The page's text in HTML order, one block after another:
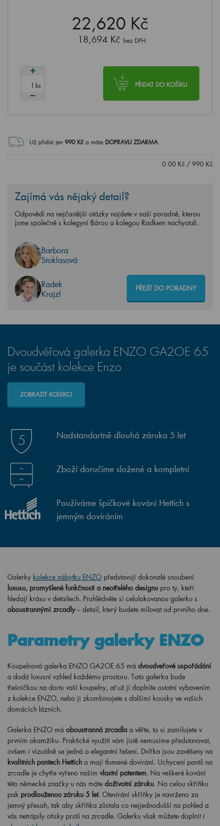
22,620 Kč
18,694 Kč bez DPH
PŘIDAT DO KOŠÍKU
ks
Už přidat jen 990Kč a máte DOPRAVU ZDARMA.
0.00 Kč / 990 Kč
Zajímá vás nějaký detail?
Odpovědi na nejčastější otázky najdete v naší poradně, kterou
jsme společně s kolegyní Bárou a kolegou Radkem nachystali.
Barbora
Stoklasová
Radek
Krajzl
PŘEJÍT DO PORADNY
Dvoudvéřová galerka ENZO GA2OE 65
je součást kolekce Enzo
ZOBRAZIT KOLEKCI
Nadstandartně dlouhá záruka 5 let
Zboží doručíme složené a kompletní
Používáme špičkové kování Hettich s
jemným dovíráním
Galerky kolekce nábytku ENZO představují dokonalé snoubení
luxusu, promyšlené funkčnosti a neotřelého designu pro ty, kteří
hledají krásu v detailech. Prohlédněte si celolakovanou galerku s
oboustrannými zrcadly– detail, který budete milovat od prvního dne.
Parametry galerky ENZO
Koupelnová galerka ENZO GA2OE 65 má dvoudveřové uspořádání
a dodá luxusní vzhled každému prostoru. Tato galerka bude
třešničkou na dortu vaší koupelny, ať už ji doplníte ostatní vybavením
z kolekce ENZO, nebo ji zkombinujete s dalšími kousky ve vašich
domácích lázních.
Galerka ENZO má oboustranná zrcadla a věřte, to si zamilujete v
prvním okamžiku. Praktické využití vám jistě nemusíme představovat,
ovšem i vizuálně se jedná o elegantní řešení. Dvířka jsou zavěšeny na
kvalitních pantech Hettich a mají tlumené dovírání. Uchycení pantů na
zrcadle je chytře vyřeno naším vlastní patentem. Na veškeré kování
této německé značky u nás máte doživotní záruku. Na celou skříňku
pak prodlouženou záruku 5 let. Otevírání skříňky je navrženo za
jemný přesah, tak aby skříňka zůstala co nejjednodušší na pohled a
vás netrápily otisky prstů na zrcadle. Galerku však můžete doplnit i